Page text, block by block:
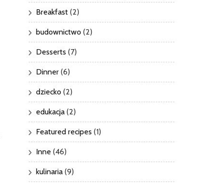
Breakfast (2)
budownictwo (2)
Desserts (7)
Dinner (6)
dziecko (2)
edukacja (2)
Featured recipes (1)
Inne (46)
kulinaria (9)